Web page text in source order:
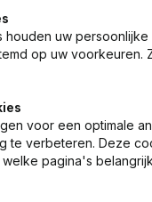
Wat is
uw
op uw voorkeuren.
voor een optimale
te verbeteren. Deze
pagina's